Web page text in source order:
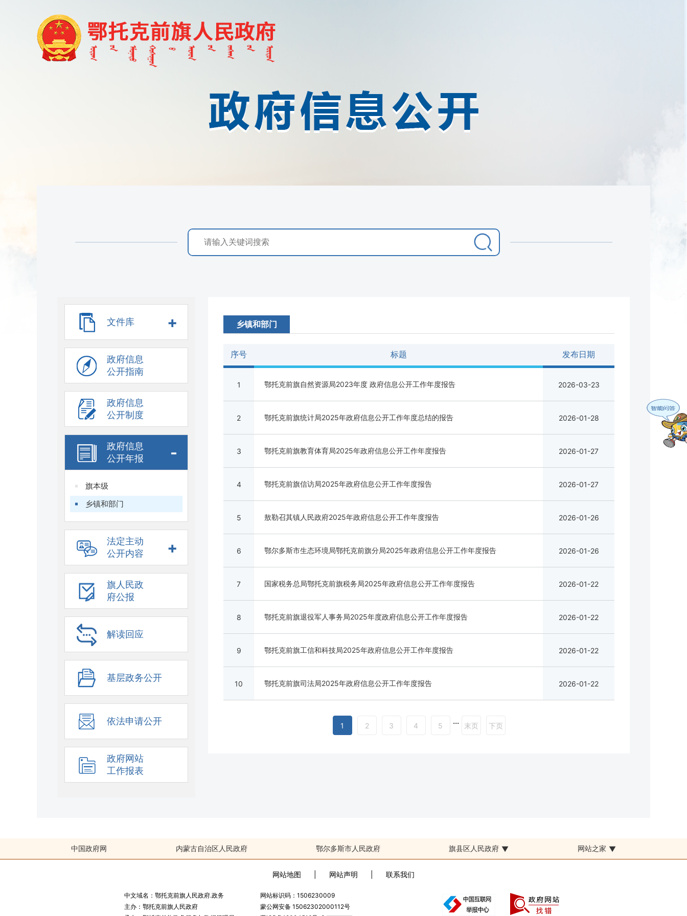
文件库 +
政府信息
公开指南
政府信息
公开制度
政府信息
公开年报
-
旗本级
乡镇和部门
法定主动
公开内容
+
旗人民政
府公报
解读回应
基层政务公开
依法申请公开
政府网站
工作报表
乡镇和部门
序号 标题 发布日期
1 鄂托克前旗自然资源局2023年度 政府信息公开工作年度报告 2026-03-23
2 鄂托克前旗统计局2025年政府信息公开工作年度总结的报告 2026-01-28
3 鄂托克前旗教育体育局2025年政府信息公开工作年度报告 2026-01-27
4 鄂托克前旗信访局2025年政府信息公开工作年度报告 2026-01-27
5 敖勒召其镇人民政府2025年政府信息公开工作年度报告 2026-01-26
6 鄂尔多斯市生态环境局鄂托克前旗分局2025年政府信息公开工作年度报告 2026-01-26
7 国家税务总局鄂托克前旗税务局2025年政府信息公开工作年度报告 2026-01-22
8 鄂托克前旗退役军人事务局2025年度政府信息公开工作年度报告 2026-01-22
9 鄂托克前旗工信和科技局2025年政府信息公开工作年度报告 2026-01-22
10 鄂托克前旗司法局2025年政府信息公开工作年度报告 2026-01-22
1 2 3 4 5 ... 末页 下页
中国政府网 内蒙古自治区人民政府 鄂尔多斯市人民政府 旗县区人民政府 ▼ 网站之家 ▼
网站地图 网站声明 联系我们
中文域名：鄂托克前旗人民政府.政务
主办：鄂托克前旗人民政府
网站标识码：1506230009
蒙公网安备 15062302000112号